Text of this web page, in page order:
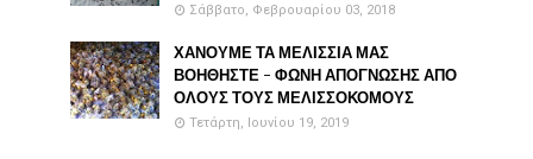
Σάββατο, Φεβρουαρίου 03, 2018
ΧΑΝΟΥΜΕ ΤΑ ΜΕΛΙΣΣΙΑ ΜΑΣ
ΒΟΗΘΗΣΤΕ - ΦΩΝΗ ΑΠΟΓΝΩΣΗΣ ΑΠΟ
ΟΛΟΥΣ ΤΟΥΣ ΜΕΛΙΣΣΟΚΟΜΟΥΣ
Τετάρτη, Ιουνίου 19, 2019